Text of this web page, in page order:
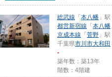
総武線 「 本八幡 」
都営新宿線 「 本八幡
京成本線 「 菅野 」
千葉県市川市大和田
-
築年数：築13年
階数：4階建